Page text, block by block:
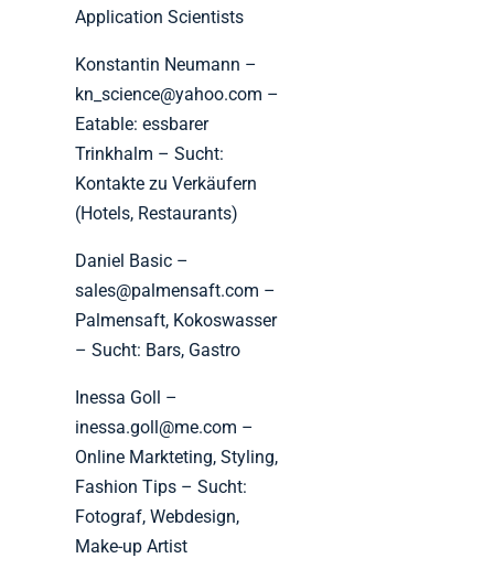
Application Scientists
Konstantin Neumann –
kn_science@yahoo.com –
Eatable: essbarer
Trinkhalm – Sucht:
Kontakte zu Verkäufern
(Hotels, Restaurants)
Daniel Basic –
sales@palmensaft.com –
Palmensaft, Kokoswasser
– Sucht: Bars, Gastro
Inessa Goll –
inessa.goll@me.com –
Online Markteting, Styling,
Fashion Tips – Sucht:
Fotograf, Webdesign,
Make-up Artist